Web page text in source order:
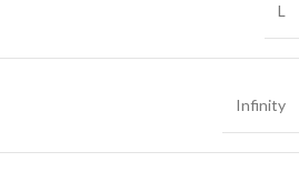
L
Infinity